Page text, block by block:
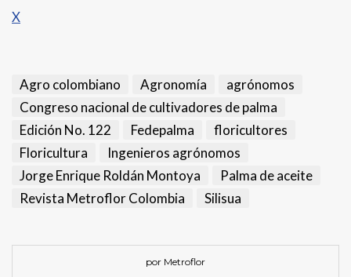
X
Agro colombiano Agronomía
agrónomos
Congreso nacional de cultivadores de palma
Edición No. 122
Fedepalma
floricultores
Floricultura
Ingenieros agrónomos
Jorge Enrique Roldán Montoya
Palma de aceite
Revista Metroflor Colombia
Silisua
por Metroflor